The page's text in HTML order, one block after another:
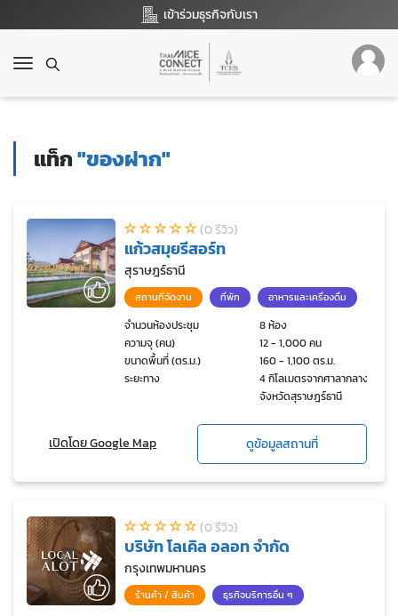
เข้าร่วมธุรกิจกับเรา
T
g
v
g
a
แท็ก"ของฝาก"
(0 รีวิว)
แก้วสมุยรีสอร์ท
สุราษฎร์ธานี
สถานที่จัดงาน ที่พัก อาหารและเครื่องดื่ม
จำนวนห้องประชุม
8 ห้อง
ความจุ (คน)
12 - 1,000 คน
ขนาดพื้นที่ (ตร.ม.)
160 - 1,100 ตร.ม.
ระยะทาง
4 กิโลเมตรจากศาลากลาง
จังหวัดสุราษฎร์ธานี
เปิดโดย Google Map ดูข้อมูลสถานที่
(0 รีวิว)
บริษัท โลเคิล อลอท จำกัด
กรุงเทพมหานคร
ร้านค้า / สินค้า ธุรกิจบริการอื่น ๆ